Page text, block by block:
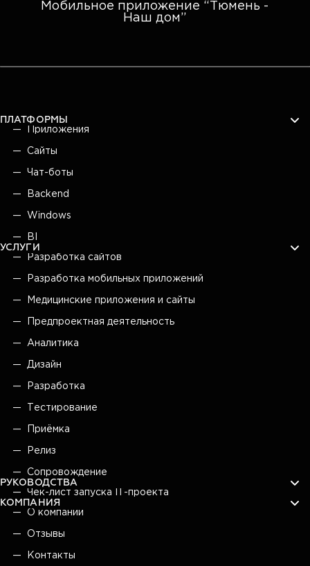
Мобильное приложение “Тюмень -
Наш дом”
ПЛАТФОРМЫ
Приложения
Сайты
Чат-боты
Backend
Windows
BI
УСЛУГИ
Разработка сайтов
Разработка мобильных приложений
Медицинские приложения и сайты
Предпроектная деятельность
Аналитика
Дизайн
Разработка
Тестирование
Приёмка
Релиз
Сопровождение
РУКОВОДСТВА
Чек-лист запуска IT-проекта
КОМПАНИЯ
О компании
Отзывы
Контакты